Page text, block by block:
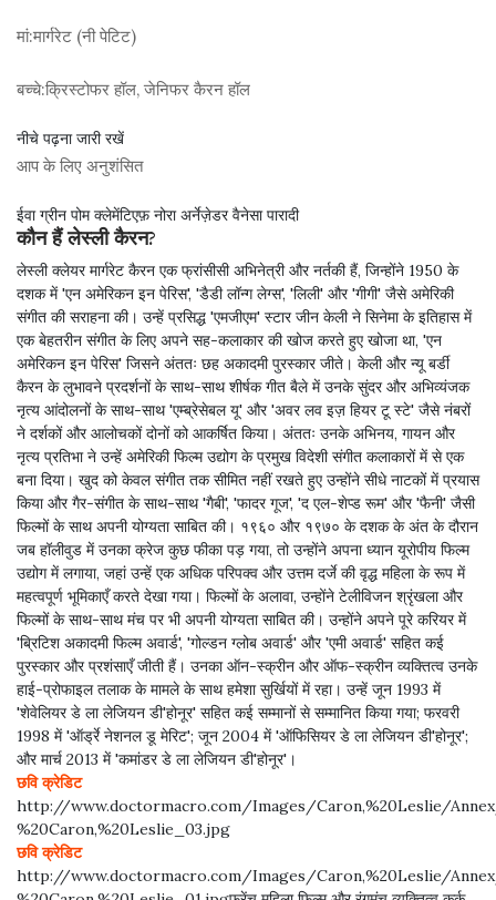
मां:मार्गरेट (नी पेटिट)
बच्चे:क्रिस्टोफर हॉल, जेनिफर कैरन हॉल
नीचे पढ़ना जारी रखें
आप के लिए अनुशंसित
ईवा ग्रीन पोम क्लेमेंटिएफ़ नोरा अर्नेज़ेडर वैनेसा पारादी
कौन हैं लेस्ली कैरन?
लेस्ली क्लेयर मार्गरेट कैरन एक फ्रांसीसी अभिनेत्री और नर्तकी हैं, जिन्होंने 1950 के
दशक में 'एन अमेरिकन इन पेरिस', 'डैडी लॉन्ग लेग्स', 'लिली' और 'गीगी' जैसे अमेरिकी
संगीत की सराहना की। उन्हें प्रसिद्ध 'एमजीएम' स्टार जीन केली ने सिनेमा के इतिहास में
एक बेहतरीन संगीत के लिए अपने सह-कलाकार की खोज करते हुए खोजा था, 'एन
अमेरिकन इन पेरिस' जिसने अंततः छह अकादमी पुरस्कार जीते। केली और न्यू बर्डी
कैरन के लुभावने प्रदर्शनों के साथ-साथ शीर्षक गीत बैले में उनके सुंदर और अभिव्यंजक
नृत्य आंदोलनों के साथ-साथ 'एम्ब्रेसेबल यू' और 'अवर लव इज़ हियर टू स्टे' जैसे नंबरों
ने दर्शकों और आलोचकों दोनों को आकर्षित किया। अंततः उनके अभिनय, गायन और
नृत्य प्रतिभा ने उन्हें अमेरिकी फिल्म उद्योग के प्रमुख विदेशी संगीत कलाकारों में से एक
बना दिया। खुद को केवल संगीत तक सीमित नहीं रखते हुए उन्होंने सीधे नाटकों में प्रयास
किया और गैर-संगीत के साथ-साथ 'गैबी', 'फादर गूज', 'द एल-शेप्ड रूम' और 'फैनी' जैसी
फिल्मों के साथ अपनी योग्यता साबित की। १९६० और १९७० के दशक के अंत के दौरान
जब हॉलीवुड में उनका क्रेज कुछ फीका पड़ गया, तो उन्होंने अपना ध्यान यूरोपीय फिल्म
उद्योग में लगाया, जहां उन्हें एक अधिक परिपक्व और उत्तम दर्जे की वृद्ध महिला के रूप में
महत्वपूर्ण भूमिकाएँ करते देखा गया। फिल्मों के अलावा, उन्होंने टेलीविजन श्रृंखला और
फिल्मों के साथ-साथ मंच पर भी अपनी योग्यता साबित की। उन्होंने अपने पूरे करियर में
'ब्रिटिश अकादमी फिल्म अवार्ड', 'गोल्डन ग्लोब अवार्ड' और 'एमी अवार्ड' सहित कई
पुरस्कार और प्रशंसाएँ जीती हैं। उनका ऑन-स्क्रीन और ऑफ-स्क्रीन व्यक्तित्व उनके
हाई-प्रोफाइल तलाक के मामले के साथ हमेशा सुर्खियों में रहा। उन्हें जून 1993 में
'शेवेलियर डे ला लेजियन डी'होनूर' सहित कई सम्मानों से सम्मानित किया गया; फरवरी
1998 में 'ऑर्ड्रे नेशनल डू मेरिट'; जून 2004 में 'ऑफिसियर डे ला लेजियन डी'होनूर';
और मार्च 2013 में 'कमांडर डे ला लेजियन डी'होनूर'।
छवि क्रेडिट
http://www.doctormacro.com/Images/Caron,%20Leslie/
%20Caron,%20Leslie_03.jpg
छवि क्रेडिट
http://www.doctormacro.com/Images/Caron,%20Leslie/